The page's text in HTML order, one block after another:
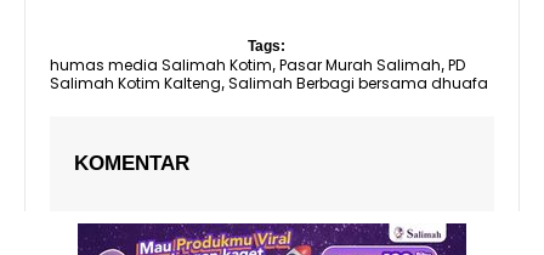
Tags:
humas media Salimah Kotim, Pasar Murah Salimah, PD
Salimah Kotim Kalteng, Salimah Berbagi bersama dhuafa
KOMENTAR